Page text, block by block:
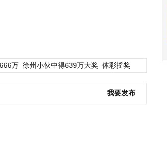
万 徐州小伙中得639万大奖 体彩摇奖
我要发布